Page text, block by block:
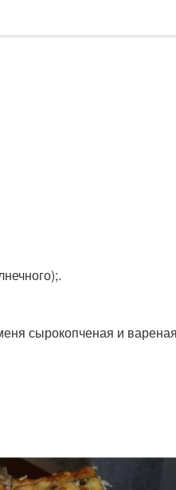
сырокопченая и